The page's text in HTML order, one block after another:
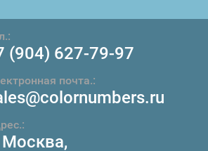
(904) 627-79-97
почта.:
Москва,